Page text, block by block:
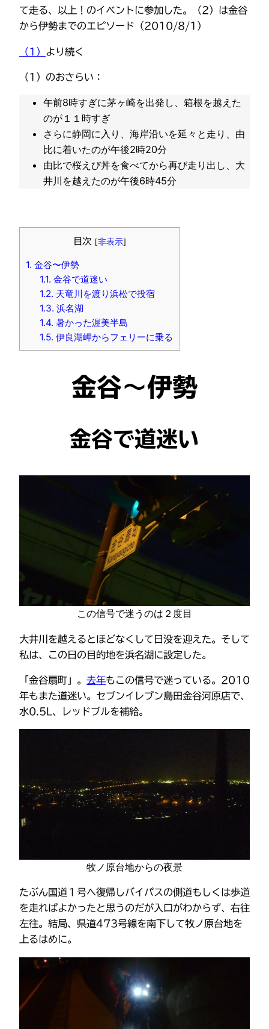
て走る、以上！のイベントに参加した。（2）は金谷
から伊勢までのエピソード（2010/8/1）
（1） より続く
（1）のおさらい：
午前8時すぎに茅ヶ崎を出発し、箱根を越えた
のが１１時すぎ
さらに静岡に入り、海岸沿いを延々と走り、由
比に着いたのが午後2時20分
由比で桜えび丼を食べてから再び走り出し、大
井川を越えたのが午後6時45分
目次 [非表示]
1. 金谷〜伊勢
1.1. 金谷で道迷い
1.2. 天竜川を渡り浜松で投宿
1.3. 浜名湖
1.4. 暑かった渥美半島
1.5. 伊良湖岬からフェリーに乗る
金谷〜伊勢
金谷で道迷い
この信号で迷うのは２度目
大井川を越えるとほどなくして日没を迎えた。そして
私は、この日の目的地を浜名湖に設定した。
「金谷扇町」。 去年もこの信号で迷っている。2010
年もまた道迷い。セブンイレブン島田金谷河原店で、
水0.5L、レッドブルを補給。
牧ノ原台地からの夜景
たぶん国道１号へ復帰しバイパスの側道もしくは歩道
を走ればよかったと思うのだが入口がわからず、右往
左往。結局、県道473号線を南下して牧ノ原台地を
上るはめに。